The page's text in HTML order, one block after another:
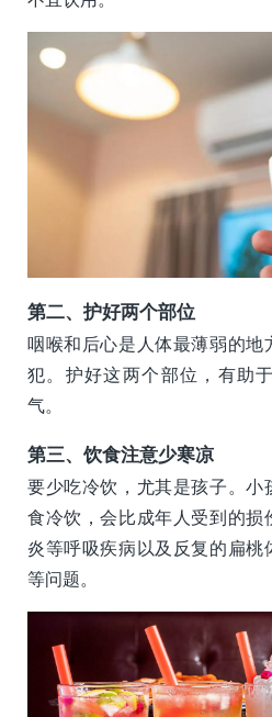
第二、护好两个部位
咽喉和后心是人体最薄弱的地
犯。护好这两个部位，有助
气。
第三、饮食注意少寒凉
要少吃冷饮，尤其是孩子。小
食冷饮，会比成年人受到的损
炎等呼吸疾病以及反复的扁桃
等问题。